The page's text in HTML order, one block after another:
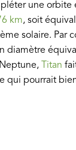
une
km, soit
solaire. Par
diamètre
Titan
qui pourrait